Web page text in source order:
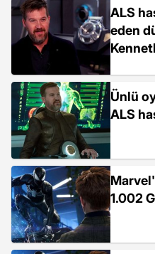
ALS
eden
Ünlü
ALS
1.002